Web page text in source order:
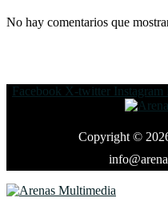
No hay comentarios que
Facebook X-twitter Instagram
Copyright ©